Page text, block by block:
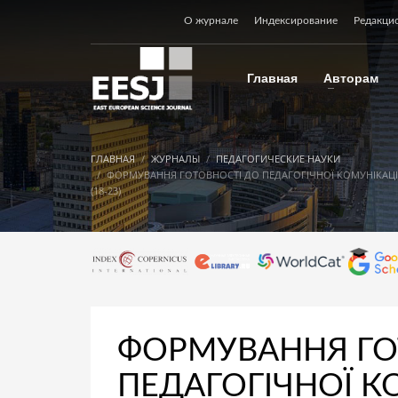
О журнале Индексирование
Главная Авторам
ГЛАВНАЯ ЖУРНАЛЫ
ПЕДАГОГИЧЕСКИЕ НАУКИ
ФОРМУВАННЯ ГОТОВНОСТІ ДО ПЕДАГОГІЧНОЇ
(18-23)
ФОРМУВАННЯ
ПЕДАГОГІЧНОЇ